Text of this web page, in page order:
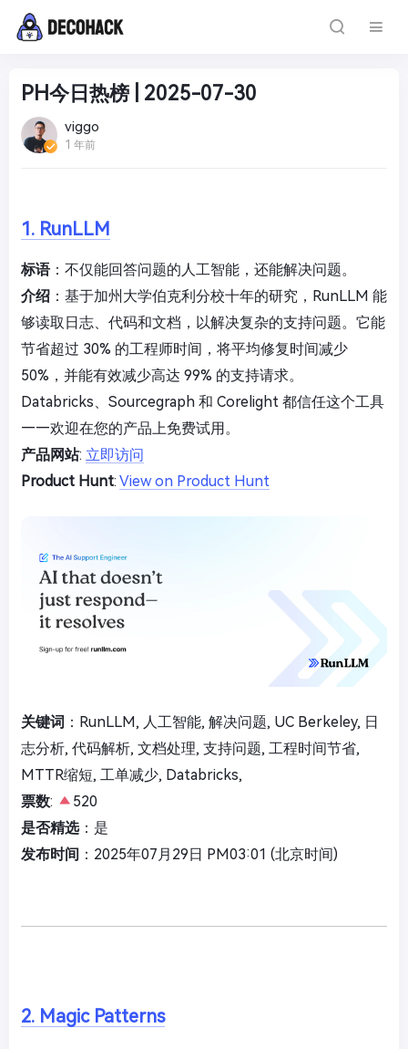
PH今日热榜 | 2025-07-30
viggo
1 年前
1. RunLLM
标语：不仅能回答问题的人工智能，还能解决问题。
介绍 ：基于加州大学伯克利分校十年的研究，RunLLM 能
够读取日志、代码和文档，以解决复杂的支持问题。它能
节省超过 30% 的工程师时间，将平均修复时间减少
50%，并能有效减少高达 99% 的支持请求。
Databricks、Sourcegraph 和 Corelight 都信任这个工具
——欢迎在您的产品上免费试用。
产品网站: 立即访问
Product Hunt: View on Product Hunt
关键词 ：RunLLM, 人工智能, 解决问题, UC Berkeley, 日
志分析, 代码解析, 文档处理, 支持问题, 工程时间节省,
MTTR缩短, 工单减少, Databricks,
票数:
520
是否精选：是
发布时间 ：2025年07月29日 PM03:01 (北京时间)
2. Magic Patterns